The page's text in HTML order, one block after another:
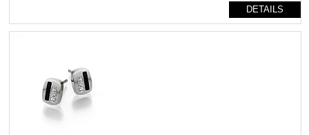
DETAILS